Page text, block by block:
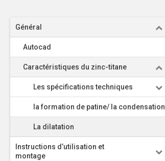
Général
Autocad
Caractéristiques du zinc-titane
Les spécifications techniques
la formation de patine/ la condensation
La dilatation
Instructions d’utilisation et
montage